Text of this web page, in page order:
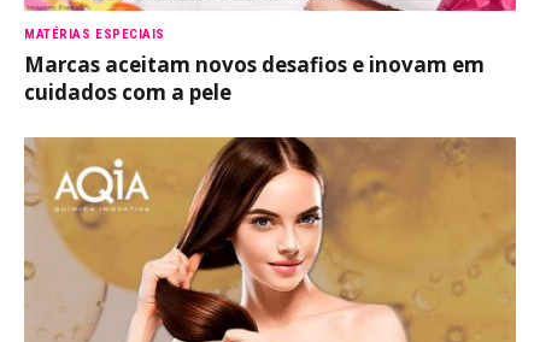
MATÉRIAS ESPECIAIS
Marcas aceitam novos desafios e inovam em
cuidados com a pele